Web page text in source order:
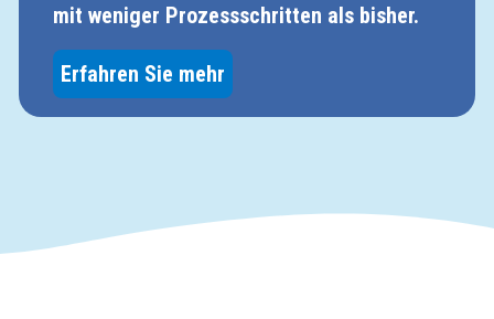
mit weniger Prozessschritten als bisher.
Erfahren Sie mehr